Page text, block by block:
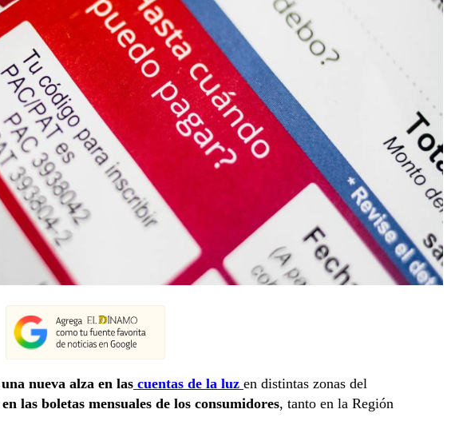
nueva alza en las cuentas de la luz en distintas zonas del
las boletas mensuales de los consumidores, tanto en la Región